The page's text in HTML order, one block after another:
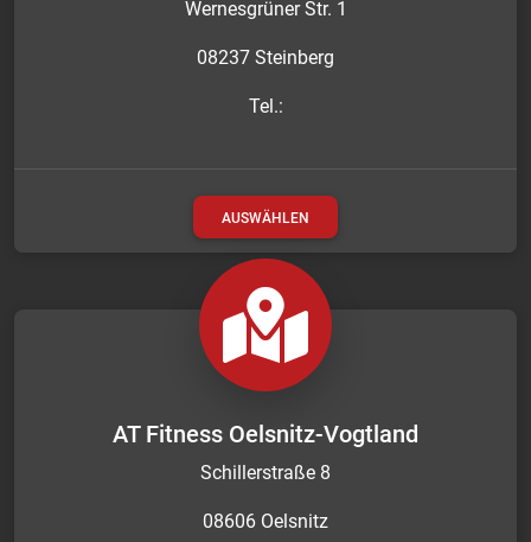
Wernesgrüner Str. 1
08237 Steinberg
Tel.:
AUSWÄHLEN
AT Fitness Oelsnitz-Vogtland
Schillerstraße 8
08606 Oelsnitz